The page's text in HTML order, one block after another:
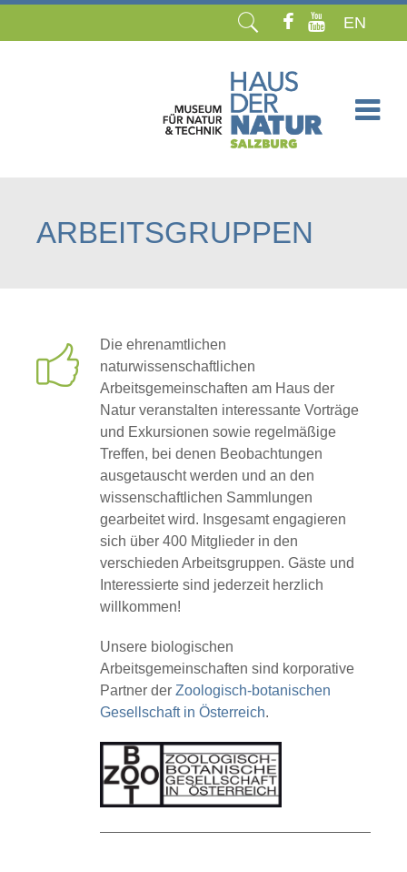
EN
ARBEITSGRUPPEN
Die ehrenamtlichen
naturwissenschaftlichen
Arbeitsgemeinschaften am Haus der
Natur veranstalten interessante Vorträge
und Exkursionen sowie regelmäßige
Treffen, bei denen Beobachtungen
ausgetauscht werden und an den
wissenschaftlichen Sammlungen
gearbeitet wird. Insgesamt engagieren
sich über 400 Mitglieder in den
verschieden Arbeitsgruppen. Gäste und
Interessierte sind jederzeit herzlich
willkommen!
Unsere biologischen
Arbeitsgemeinschaften sind korporative
Partner der Zoologisch-botanischen
Gesellschaft in Österreich.